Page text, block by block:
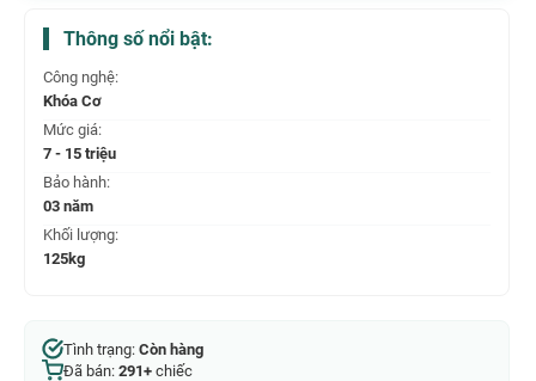
Thông số nổi bật:
Công nghệ:
Khóa Cơ
Mức giá:
7 - 15 triệu
Bảo hành:
03 năm
Khối lượng:
125kg
Tình trạng: Còn hàng
Đã bán: 291+ chiếc